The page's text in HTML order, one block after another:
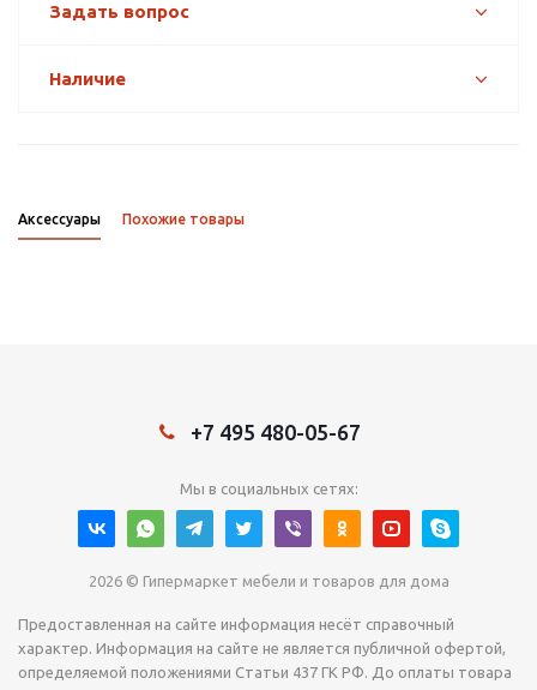
Задать вопрос
Наличие
Аксессуары Похожие товары
+7 495 480-05-67
Мы в социальных сетях:
2026 © Гипермаркет мебели и товаров для дома
Предоставленная на сайте информация несёт справочный
характер. Информация на сайте не является публичной офертой,
определяемой положениями Статьи 437 ГК РФ. До оплаты товара